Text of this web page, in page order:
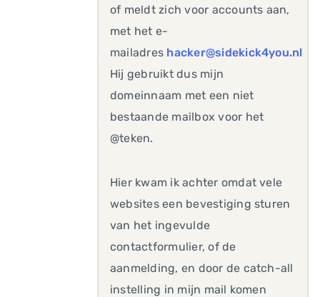
of meldt zich voor accounts aan,
met het e-
mailadres hacker@sidekick4you.nl
Hij gebruikt dus mijn
domeinnaam met een niet
bestaande mailbox voor het
@teken.
Hier kwam ik achter omdat vele
websites een bevestiging sturen
van het ingevulde
contactformulier, of de
aanmelding, en door de catch-all
instelling in mijn mail komen